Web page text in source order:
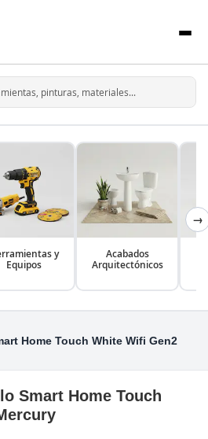
y
Equipos
Acabados
Arquitectónicos
→
Home Touch White Wifi Gen2
Smart Home Touch